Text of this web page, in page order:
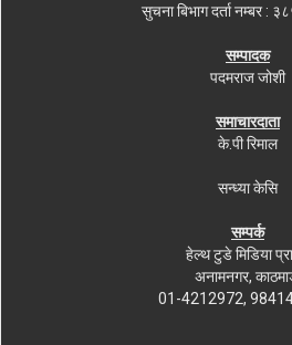
सुचना बिभाग दर्ता नम्बर :
सम्पादक
पदमराज जोशी
समाचारदाता
के.पी रिमाल
सन्ध्या केसि
सम्पर्क
हेल्थ टुडे मिडिया
अनामनगर,
01-4212972,